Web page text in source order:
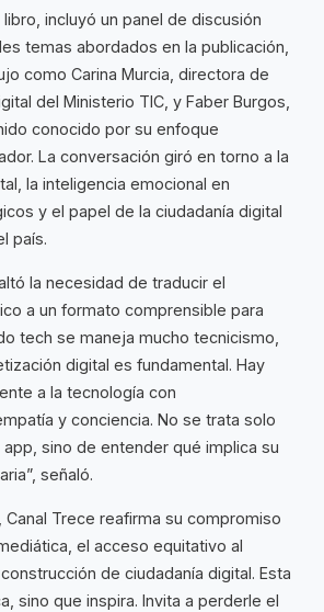
incluyó un panel de discusión
temas abordados en la publicación,
como Carina Murcia, directora de
del Ministerio TIC, y Faber Burgos,
conocido por su enfoque
La conversación giró en torno a la
la inteligencia emocional en
y el papel de la ciudadanía digital
país.
la necesidad de traducir el
a un formato comprensible para
tech se maneja mucho tecnicismo,
digital es fundamental. Hay
a la tecnología con
y conciencia. No se trata solo
sino de entender qué implica su
señaló.
Canal Trece reafirma su compromiso
el acceso equitativo al
de ciudadanía digital. Esta
sino que inspira. Invita a perderle el